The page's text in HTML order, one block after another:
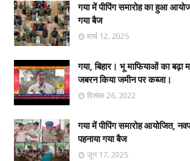
गया में पीपिंग समारोह का हुआ
गया बैज
मार्च 12, 2025
गया, बिहार। भू माफियाओं का
जबरन किया जमीन पर कब्जा।
दिसंबर 26, 2022
गया में पीपिंग समारोह आयोजित,
पहनाया गया बैज
जून 17, 2025